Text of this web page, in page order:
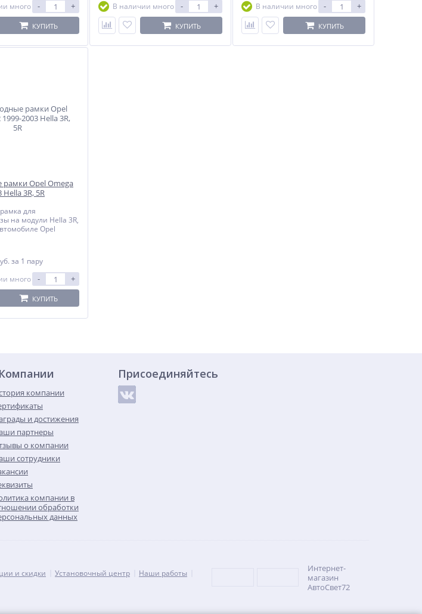
много
- +
КУПИТЬ
В наличии много
- +
КУПИТЬ
В наличии много
- +
КУПИТЬ
рамки Opel Omega
Hella 3R, 5R
для
на модули Hella 3R,
Opel
за 1 пару
много
- +
КУПИТЬ
компании
и достижения
партнеры
о компании
сотрудники
компании в
обработки
данных
Присоединяйтесь
и скидки Установочный центр
Наши работы
Интернет-
магазин
АвтоСвет72